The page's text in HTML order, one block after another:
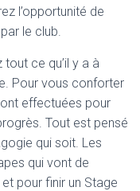
l’opportunité de
le club.
ce qu’il y a à
Pour vous conforter
effectuées pour
Tout est pensé
qui soit. Les
qui vont de
pour finir un Stage